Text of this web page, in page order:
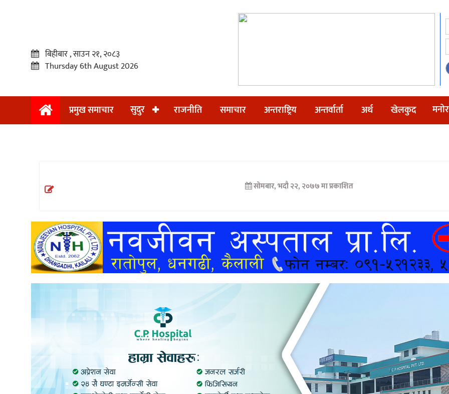
प्रमुख
अन्तराष्ट्रिय
अन्तर्वार्ता
खेलकुद
बिहीबार , साउन २१, २०८३
Thursday 6th August 2026
प्रमुख समाचार सुदुर राजनीति समाचार अन्तराष्ट्रिय अन्तर्वार्ता अर्थ खेलकुद
सोमबार, भदौ २२, २०७७ मा प्रकाशित